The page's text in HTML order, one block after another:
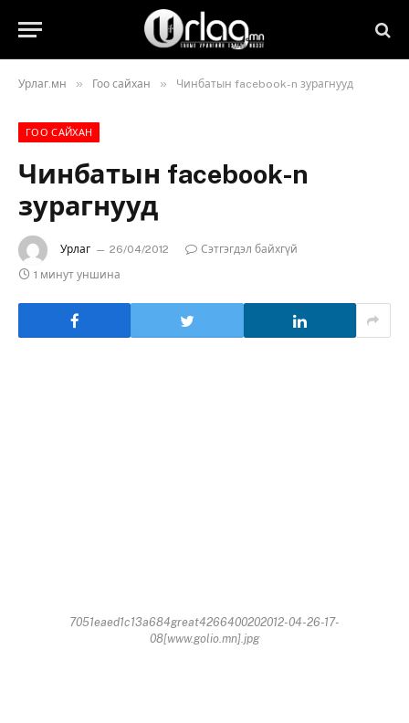
Урлаг.мн » Гоо сайхан » Чинбатын facebook-n зурагнууд
ГОО САЙХАН
Чинбатын facebook-n
зурагнууд
Урлаг 26/04/2012
Сэтгэгдэл байхгүй
1 минут уншина
7051eaed1c13a684great4266400202012-04-26-17-
08[www.golio.mn].jpg